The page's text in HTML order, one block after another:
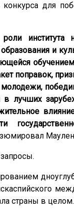
конкурса для
института
и
поправок,
в лучших
страны в целом.